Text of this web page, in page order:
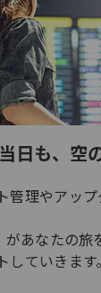
日も、空
管理やアッ
があなたの
していきます。